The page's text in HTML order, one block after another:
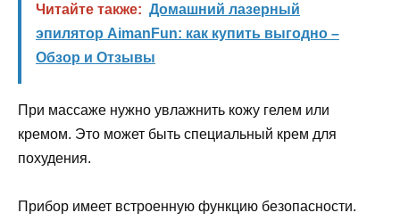
Читайте также: Домашний лазерный
эпилятор AimanFun: как купить выгодно –
Обзор и Отзывы
При массаже нужно увлажнить кожу гелем или
кремом. Это может быть специальный крем для
похудения.
Прибор имеет встроенную функцию безопасности.